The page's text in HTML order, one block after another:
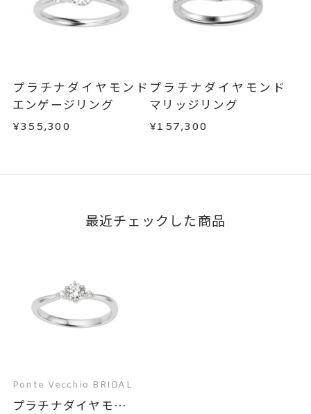
刻印文字数
サイズ#4.5までは、5文字まで。
サイズ#5以上は、16文字まで刻印
刻印字体
文字タイプA、文字タイプB、文字
タイプCよりお選びいただけま
商品の品質には万全を期しておりますが、万が一
不良品の場合、またはご注文のお品と異なる場合
はお問い合わせフォームよりご連絡ください。
この場合の返送料は弊社にて負担いたしますの
で、着払いにてご返送ください。
詳細はこちら
プラチナダイヤモンド
エンゲージリング
¥355,300
プラチナダイヤモンド
マリッジリング
¥157,300
最近チェックした商品
Ponte Vecchio BRIDAL
プラチナダイヤモン